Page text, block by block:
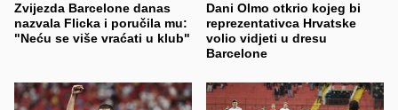
Zvijezda Barcelone danas
nazvala Flicka i poručila mu:
"Neću se više vraćati u klub"
Dani Olmo otkrio kojeg bi
reprezentativca Hrvatske
volio vidjeti u dresu
Barcelone